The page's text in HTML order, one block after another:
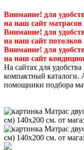
Внимание! для
на наш сайт матрасов
Внимание! для
на наш сайт потолков
Внимание! для
на наш сайт
На сайтах для
компактный каталоги.
помощники подбора